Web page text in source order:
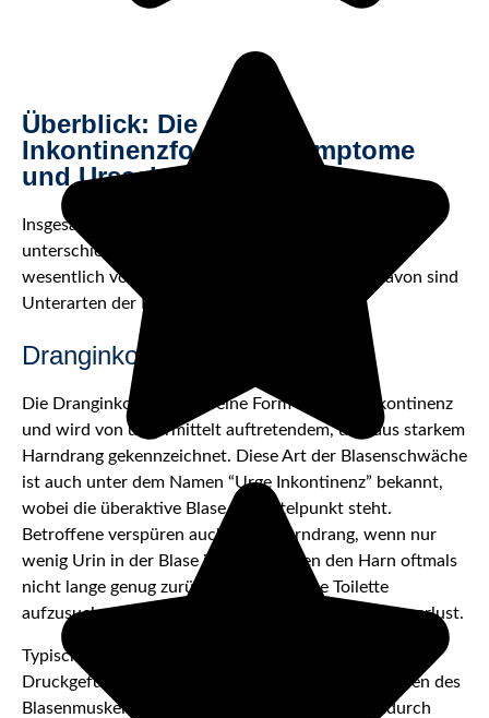
Überblick: Die sieben
Inkontinenzformen - Symptome
und Ursachen
Insgesamt werden sieben Formen der Inkontinenz
unterschieden, die sich in der Symptomatik teils
wesentlich voneinander unterscheiden. Sechs davon sind
Unterarten der Harninkontinenz.
Dranginkontinenz
Die Dranginkontinenz ist eine Form der Harninkontinenz
und wird von unvermittelt auftretendem, überaus starkem
Harndrang gekennzeichnet. Diese Art der Blasenschwäche
ist auch unter dem Namen “Urge Inkontinenz” bekannt,
wobei die überaktive Blase im Mittelpunkt steht.
Betroffene verspüren auch dann Harndrang, wenn nur
wenig Urin in der Blase ist, und können den Harn oftmals
nicht lange genug zurückhalten, um eine Toilette
aufzusuchen. Es kommt zu nicht steuerbarem Urinverlust.
Typisch für die Dranginkontinenz ist ein heftiges
Druckgefühl auf der Blase, das vom Zusammenziehen des
Blasenmuskels ausgelöst wird. Der Urin wird dadurch